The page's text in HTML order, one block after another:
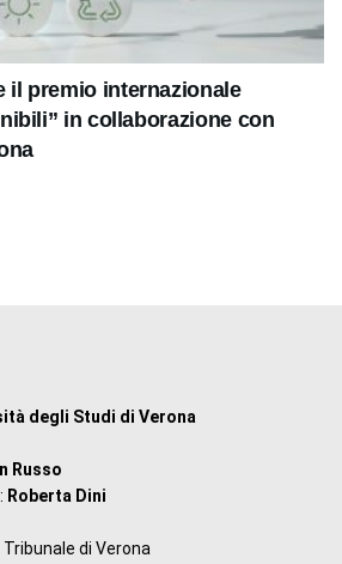
il premio internazionale
in collaborazione con
degli Studi di Verona
Russo
Roberta Dini
di Verona